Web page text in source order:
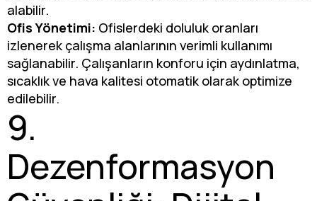
alabilir.
Ofis Yönetimi: Ofislerdeki doluluk oranları
izlenerek çalışma alanlarının verimli kullanımı
sağlanabilir. Çalışanların konforu için aydınlatma,
sıcaklık ve hava kalitesi otomatik olarak optimize
edilebilir.
9.
Dezenformasyon